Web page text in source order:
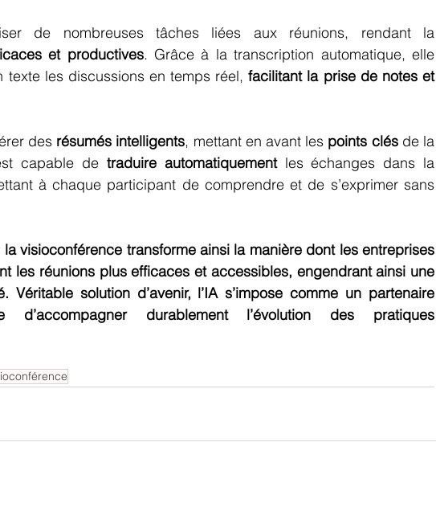
et productives. Grâce à la transcription automatique, elle
texte les discussions en temps réel, facilitant la prise de notes et
des résumés intelligents, mettant en avant les points clés de la
capable de traduire automatiquement les échanges dans la
à chaque participant de comprendre et de s’exprimer sans
la visioconférence transforme ainsi la manière dont les entreprises
les réunions plus efficaces et accessibles, engendrant ainsi une
Véritable solution d’avenir, l’IA s’impose comme un partenaire
d’accompagner durablement l’évolution des pratiques